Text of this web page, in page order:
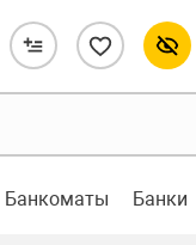
Банкоматы Банки